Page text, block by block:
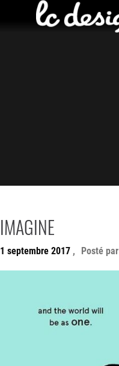
IMAGINE
1 septembre 2017 , Posté par